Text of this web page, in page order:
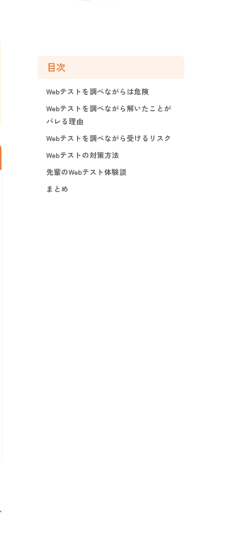
目次
Webテストを調べながらは危険
Webテストを調べながら解いたことが
バレる理由
Webテストを調べながら受けるリスク
Webテストの対策方法
先輩のWebテスト体験談
まとめ